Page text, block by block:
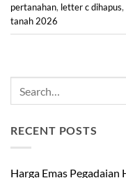
pertanahan, letter c dihapus,
tanah 2026
RECENT POSTS
Harga Emas